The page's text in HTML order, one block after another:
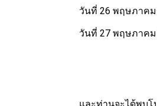
วันที่ 26 พฤษภาค
วันที่ 27 พฤษภาค